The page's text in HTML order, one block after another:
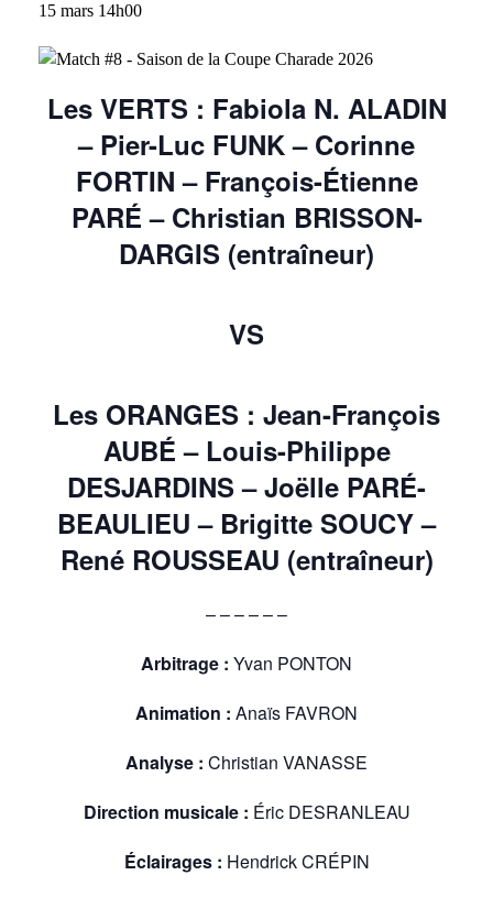
15 mars 14h00
Les VERTS : Fabiola N. ALADIN
– Pier-Luc FUNK – Corinne
FORTIN – François-Étienne
PARÉ – Christian BRISSON-
DARGIS (entraîneur)
VS
Les ORANGES : Jean-François
AUBÉ – Louis-Philippe
DESJARDINS – Joëlle PARÉ-
BEAULIEU – Brigitte SOUCY –
René ROUSSEAU (entraîneur)
– – – – – –
Arbitrage : Yvan PONTON
Animation : Anaïs FAVRON
Analyse : Christian VANASSE
Direction musicale : Éric DESRANLEAU
Éclairages : Hendrick CRÉPIN